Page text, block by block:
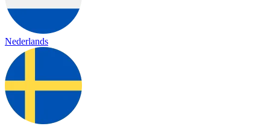
Nederlands